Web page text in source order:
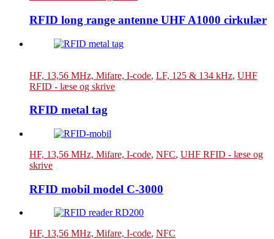
RFID long range antenne UHF A1000 cirkulær
HF, 13,56 MHz, Mifare, I-code, LF, 125 & 134 kHz, UHF
RFID - læse og skrive
RFID metal tag
HF, 13,56 MHz, Mifare, I-code, NFC, UHF RFID - læse og
skrive
RFID mobil model C-3000
HF, 13,56 MHz, Mifare, I-code, NFC